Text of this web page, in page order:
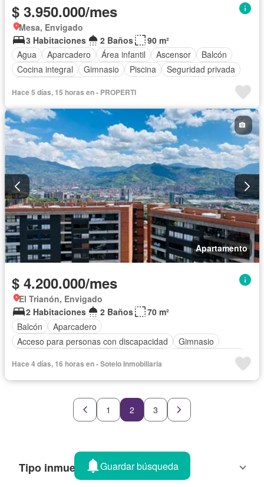
$ 3.950.000/mes
Mesa, Envigado
3 Habitaciones
2 Baños
90 m²
Agua
Aparcadero Área infantil Ascensor
Balcón
Cocina integral
Gimnasio Piscina
Seguridad privada
Hace 5 días, 15 horas en - PROPERTI
Apartamento
$ 4.200.000/mes
El Trianón, Envigado
2 Habitaciones
2 Baños
70 m²
Balcón
Aparcadero
Acceso para personas con discapacidad
Gimnasio
Seguridad privada
Piscina
Hace 4 días, 16 horas en - Sotelo Inmobiliaria
1 2 3
Tipo inmueble Guardar búsqueda